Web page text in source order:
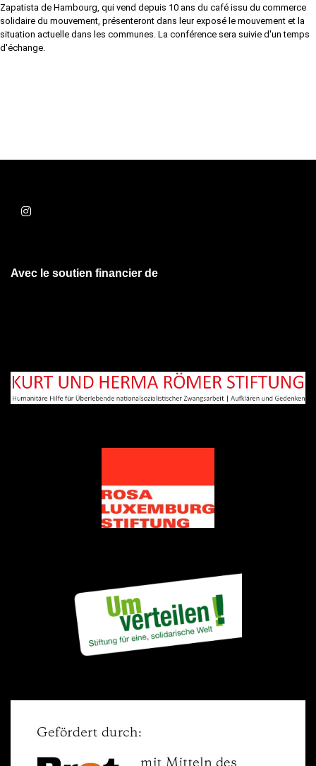
Zapatista de Hambourg, qui vend depuis 10 ans du café issu du commerce
solidaire du mouvement, présenteront dans leur exposé le mouvement et la
situation actuelle dans les communes. La conférence sera suivie d'un temps
d'échange.
Avec le soutien financier de